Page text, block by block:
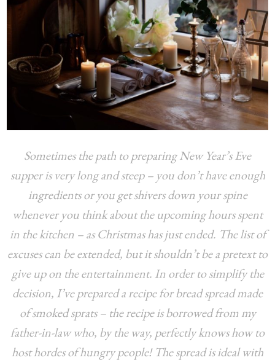
Sometimes the path to preparing New Year’s Eve
supper is very long and steep – you don’t have enough
ingredients or you get shivers down your spine
whenever you think about the upcoming hours spent
in the kitchen – as Christmas has just ended. The list of
excuses can be extended, but it shouldn’t be a pretext to
give up on the entertainment. In order to simplify the
decision, I’ve prepared a recipe for bread spread made
of smoked sprats – the recipe is borrowed from my
father-in-law who, by the way, perfectly knows how to
host hordes of hungry people! The spread is ideal with